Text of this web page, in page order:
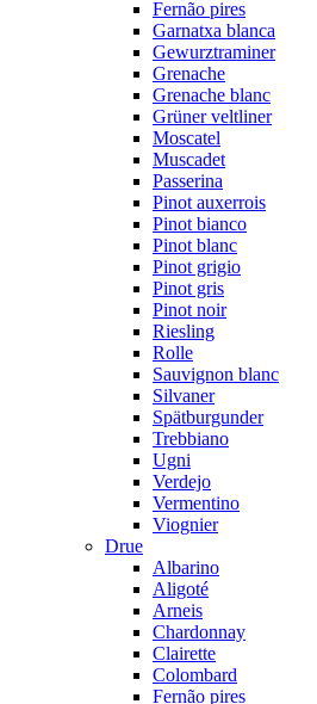
Fernão pires
Garnatxa blanca
Gewurztraminer
Grenache
Grenache blanc
Grüner veltliner
Moscatel
Muscadet
Passerina
Pinot auxerrois
Pinot bianco
Pinot blanc
Pinot grigio
Pinot gris
Pinot noir
Riesling
Rolle
Sauvignon blanc
Silvaner
Spätburgunder
Trebbiano
Ugni
Verdejo
Vermentino
Viognier
Drue
Albarino
Aligoté
Arneis
Chardonnay
Clairette
Colombard
Fernão pires